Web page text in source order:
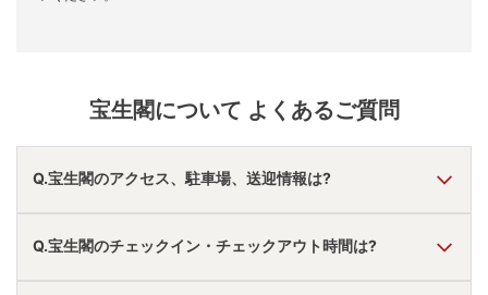
宝生閣について よくあるご質問
Q.宝生閣のアクセス、駐車場、送迎情報は?
A. 車で高山ICより16分。
駐車場あり。
Q.宝生閣のチェックイン・チェックアウト時間は?